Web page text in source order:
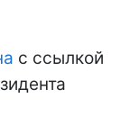
с ссылкой